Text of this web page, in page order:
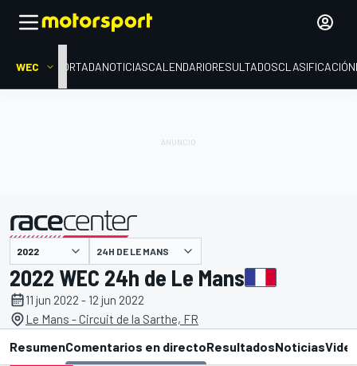
WEC PORTADANOTICIASCALENDARIORESULTADOSCLASIFICACIÓN
24H DE LE MANS
2022 WEC 24h de Le Mans
11 jun 2022 - 12 jun 2022
Le Mans - Circuit de la Sarthe, FR
ResumenComentarios en directoResultadosNoticias